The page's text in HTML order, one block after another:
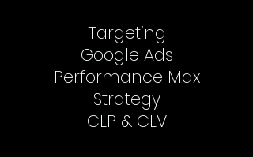
Targeting
Google Ads
Performance Max
Strategy
CLP & CLV